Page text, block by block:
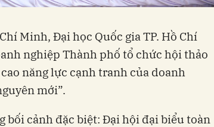
Minh, Đại học Quốc gia TP. Hồ Chí
nghiệp Thành phố tổ chức hội thảo
năng lực cạnh tranh của doanh
mới”.
bối cảnh đặc biệt: Đại hội đại biểu toàn